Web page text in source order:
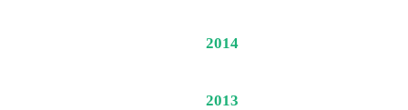
2014
2013